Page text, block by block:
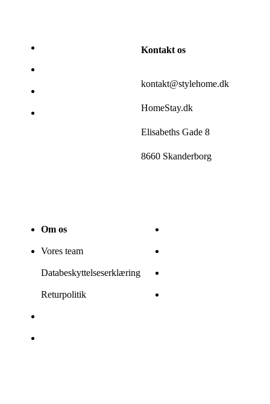
Kontakt os
kontakt@stylehome.dk
HomeStay.dk
Elisabeths Gade 8
8660 Skanderborg
Om os
Vores team
Databeskyttelseserklæring
Returpolitik